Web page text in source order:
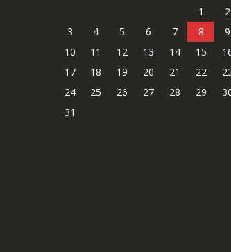
1
2
3
4 5 6 7 8
9
10
11 12 13 14 15
17
18 19 20 21 22
24
25 26 27 28 29
31